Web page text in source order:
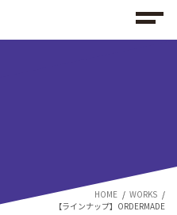
HOME
WORKS
【ラインナップ】ORDERMADE